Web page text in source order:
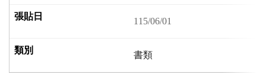
115/06/01
書類